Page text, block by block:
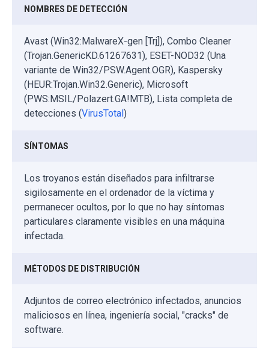
NOMBRES DE DETECCIÓN
Avast (Win32:MalwareX-gen [Trj]), Combo Cleaner
(Trojan.GenericKD.61267631), ESET-NOD32 (Una
variante de Win32/PSW.Agent.OGR), Kaspersky
(HEUR:Trojan.Win32.Generic), Microsoft
(PWS:MSIL/Polazert.GA!MTB), Lista completa de
detecciones (VirusTotal )
SÍNTOMAS
Los troyanos están diseñados para infiltrarse
sigilosamente en el ordenador de la víctima y
permanecer ocultos, por lo que no hay síntomas
particulares claramente visibles en una máquina
infectada.
MÉTODOS DE DISTRIBUCIÓN
Adjuntos de correo electrónico infectados, anuncios
maliciosos en línea, ingeniería social, "cracks" de
software.